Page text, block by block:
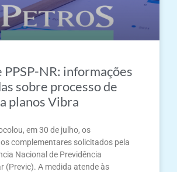
PPSP-NR: informações
sobre processo de
planos Vibra
em 30 de julho, os
complementares solicitados pela
Nacional de Previdência
(Previc). A medida atende às